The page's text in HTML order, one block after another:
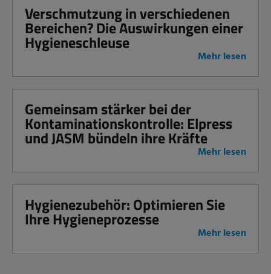
Verschmutzung in verschiedenen
Bereichen? Die Auswirkungen einer
Hygieneschleuse
Mehr lesen
Gemeinsam stärker bei der
Kontaminationskontrolle: Elpress
und JASM bündeln ihre Kräfte
Mehr lesen
Hygienezubehör: Optimieren Sie
Ihre Hygieneprozesse
Mehr lesen